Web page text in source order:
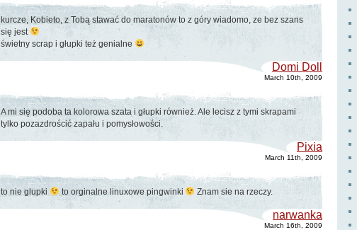
kurcze, Kobieto, z Tobą stawać do maratonów to z góry wiadomo, ze bez szans
się jest
świetny scrap i głupki też genialne
Domi Doll
March 10th, 2009
A mi się podoba ta kolorowa szata i głupki również. Ale lecisz z tymi skrapami
tylko pozazdrościć zapału i pomysłowości.
Pixia
March 11th, 2009
to nie glupki to orginalne linuxowe pingwinki Znam sie na rzeczy.
narwanka
March 16th, 2009